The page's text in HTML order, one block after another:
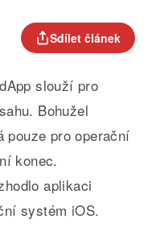
Sdílet článek
slouží pro
Bohužel
pouze pro operační
konec.
aplikaci
systém iOS.